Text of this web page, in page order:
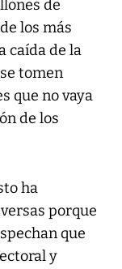
de
los más
caída de la
tomen
que no vaya
de los
ha
porque
que
y